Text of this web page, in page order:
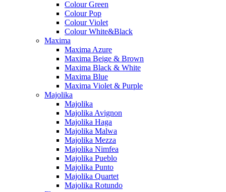
Colour Green
Colour Pop
Colour Violet
Colour White&Black
Maxima
Maxima Azure
Maxima Beige & Brown
Maxima Black & White
Maxima Blue
Maxima Violet & Purple
Majolika
Majolika
Majolika Avignon
Majolika Haga
Majolika Malwa
Majolika Mezza
Majolika Nimfea
Majolika Pueblo
Majolika Punto
Majolika Quartet
Majolika Rotundo